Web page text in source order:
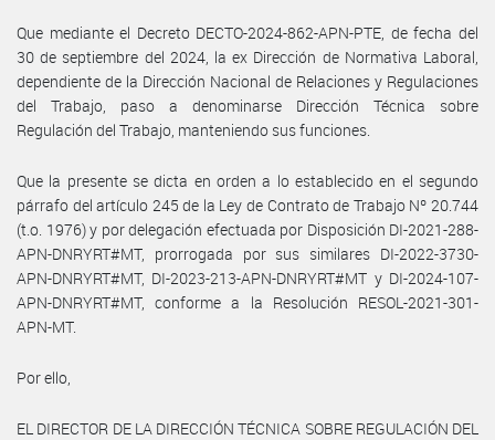
Que mediante el Decreto DECTO-2024-862-APN-PTE, de fecha del
30 de septiembre del 2024, la ex Dirección de Normativa Laboral,
dependiente de la Dirección Nacional de Relaciones y Regulaciones
del Trabajo, paso a denominarse Dirección Técnica sobre
Regulación del Trabajo, manteniendo sus funciones.
Que la presente se dicta en orden a lo establecido en el segundo
párrafo del artículo 245 de la Ley de Contrato de Trabajo Nº 20.744
(t.o. 1976) y por delegación efectuada por Disposición DI-2021-288-
APN-DNRYRT#MT, prorrogada por sus similares DI-2022-3730-
APN-DNRYRT#MT, DI-2023-213-APN-DNRYRT#MT y DI-2024-107-
APN-DNRYRT#MT, conforme a la Resolución RESOL-2021-301-
APN-MT.
Por ello,
EL DIRECTOR DE LA DIRECCIÓN TÉCNICA SOBRE REGULACIÓN DEL